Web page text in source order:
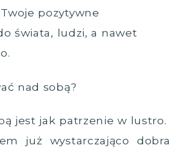
pozytywne
świata, ludzi, a nawet
nad sobą?
jest jak patrzenie w lustro.
już wystarczająco dobra